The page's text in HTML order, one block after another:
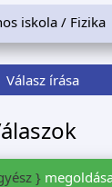
iskola / Fizika
írása
}